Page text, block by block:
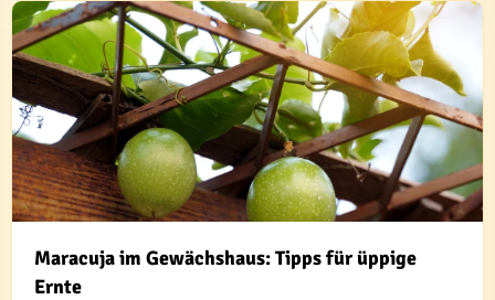
Maracuja im Gewächshaus: Tipps für üppige
Ernte